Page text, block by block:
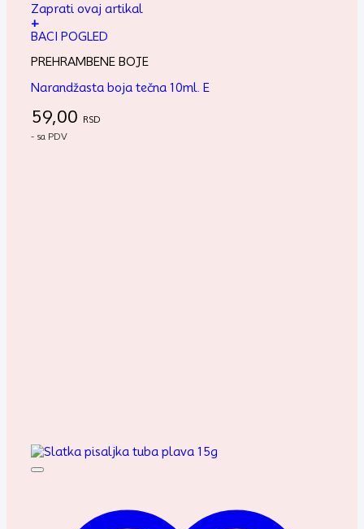
Zaprati ovaj artikal
+
BACI POGLED
PREHRAMBENE BOJE
Narandžasta boja tečna 10ml. E
59,00 RSD
- sa PDV